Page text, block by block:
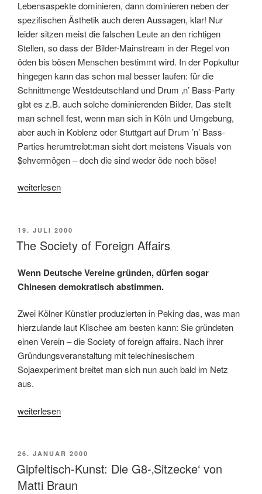
Lebensaspekte dominieren, dann dominieren neben der
spezifischen Ästhetik auch deren Aussagen, klar! Nur
leider sitzen meist die falschen Leute an den richtigen
Stellen, so dass der Bilder-Mainstream in der Regel von
öden bis bösen Menschen bestimmt wird. In der Popkultur
hingegen kann das schon mal besser laufen: für die
Schnittmenge Westdeutschland und Drum ‚n’ Bass-Party
gibt es z.B. auch solche dominierenden Bilder. Das stellt
man schnell fest, wenn man sich in Köln und Umgebung,
aber auch in Koblenz oder Stuttgart auf Drum ’n’ Bass-
Parties herumtreibt:man sieht dort meistens Visuals von
$ehvermögen – doch die sind weder öde noch böse!
„VJ
weiterlesen
VERÖFFENTLICHT
AM
19. JULI 2000
The Society of Foreign Affairs
Wenn Deutsche Vereine gründen, dürfen sogar
Chinesen demokratisch abstimmen.
Zwei Kölner Künstler produzierten in Peking das, was man
hierzulande laut Klischee am besten kann: Sie gründeten
einen Verein – die Society of foreign affairs. Nach ihrer
Gründungsveranstaltung mit telechinesischem
Sojaexperiment breitet man sich nun auch bald im Netz
aus.
„The
Foreign
Affairs“
weiterlesen
VERÖFFENTLICHT
AM
26. JANUAR 2000
Gipfeltisch-Kunst: Die G8-‚Sitzecke‘ von
Matti Braun